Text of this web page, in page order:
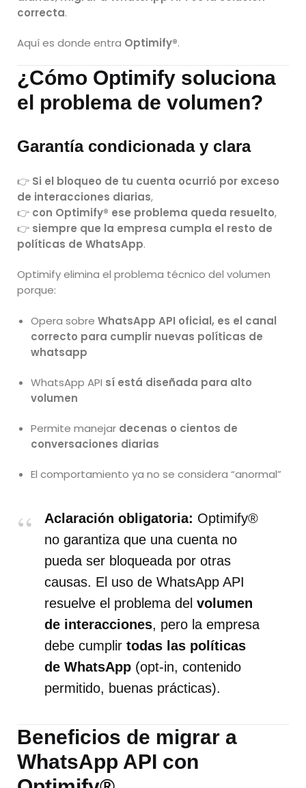
correcta.
Aquí es donde entra Optimify®.
¿Cómo Optimify soluciona
el problema de volumen?
Garantía condicionada y clara
👉 Si el bloqueo de tu cuenta ocurrió por exceso
de interacciones diarias,
👉 con Optimify® ese problema queda resuelto,
👉 siempre que la empresa cumpla el resto de
políticas de WhatsApp.
Optimify elimina el problema técnico del volumen
porque:
Opera sobre WhatsApp API oficial, es el canal
correcto para cumplir nuevas políticas de
whatsapp
WhatsApp API sí está diseñada para alto
volumen
Permite manejar decenas o cientos de
conversaciones diarias
El comportamiento ya no se considera “anormal”
Aclaración obligatoria: Optimify®
no garantiza que una cuenta no
pueda ser bloqueada por otras
causas. El uso de WhatsApp API
resuelve el problema del volumen
de interacciones, pero la empresa
debe cumplir todas las políticas
de WhatsApp (opt-in, contenido
permitido, buenas prácticas).
Beneficios de migrar a
WhatsApp API con